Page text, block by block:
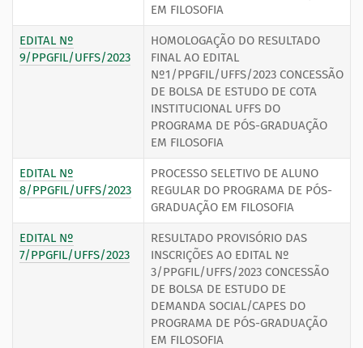
EM FILOSOFIA
EDITAL Nº
9/PPGFIL/UFFS/2023
HOMOLOGAÇÃO DO RESULTADO
FINAL AO EDITAL
Nº1/PPGFIL/UFFS/2023 CONCESSÃO
DE BOLSA DE ESTUDO DE COTA
INSTITUCIONAL UFFS DO
PROGRAMA DE PÓS-GRADUAÇÃO
EM FILOSOFIA
EDITAL Nº
8/PPGFIL/UFFS/2023
PROCESSO SELETIVO DE ALUNO
REGULAR DO PROGRAMA DE PÓS-
GRADUAÇÃO EM FILOSOFIA
EDITAL Nº
7/PPGFIL/UFFS/2023
RESULTADO PROVISÓRIO DAS
INSCRIÇÕES AO EDITAL Nº
3/PPGFIL/UFFS/2023 CONCESSÃO
DE BOLSA DE ESTUDO DE
DEMANDA SOCIAL/CAPES DO
PROGRAMA DE PÓS-GRADUAÇÃO
EM FILOSOFIA